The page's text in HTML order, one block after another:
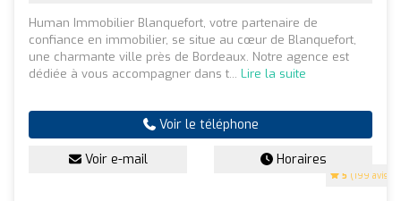
5 (199 avis)
Human Immobilier Blanquefort, votre partenaire de
confiance en immobilier, se situe au cœur de Blanquefort,
une charmante ville près de Bordeaux. Notre agence est
dédiée à vous accompagner dans t... Lire la suite
Voir le téléphone
Voir e-mail Horaires